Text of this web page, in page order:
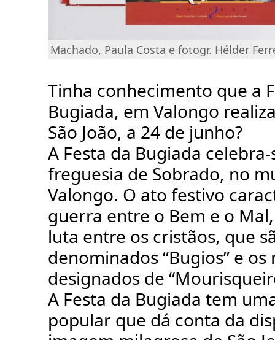
Machado, Paula Costa e fotogr. Hélder
Tinha conhecimento que a
Bugiada, em Valongo
São João, a 24 de junho?
A Festa da Bugiada
freguesia de Sobrado, no
Valongo. O ato festivo
guerra entre o Bem e o
luta entre os cristãos, que
denominados “Bugios” e
designados de
A Festa da Bugiada tem
popular que dá conta da